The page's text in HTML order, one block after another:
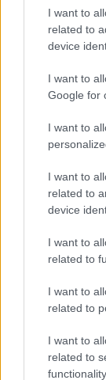
I want to
related to
device
I want to
Google for
I want to
I want to
related to
device
I want to
related to
I want to
related to
I want to
related to
la
NECROLOGIE